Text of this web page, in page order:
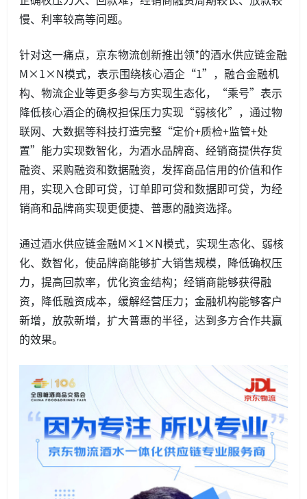
慢、利率较高等问题。
针对这一痛点，京东物流创新推出领*的酒水供应链金融
M×1×N模式，表示围绕核心酒企“1”，融合金融机
构、物流企业等更多参与方实现生态化，“乘号”表示
降低核心酒企的确权担保压力实现“弱核化”，通过物
联网、大数据等科技打造完整“定价+质检+监管+处
置”能力实现数智化，为酒水品牌商、经销商提供存货
融资、采购融资和数据融资，发挥商品信用的价值和作
用，实现入仓即可贷，订单即可贷和数据即可贷，为经
销商和品牌商实现更便捷、普惠的融资选择。
通过酒水供应链金融M×1×N模式，实现生态化、弱核
化、数智化，使品牌商能够扩大销售规模，降低确权压
力，提高回款率，优化资金结构；经销商能够获得融
资，降低融资成本，缓解经营压力；金融机构能够客户
新增，放款新增，扩大普惠的半径，达到多方合作共赢
的效果。